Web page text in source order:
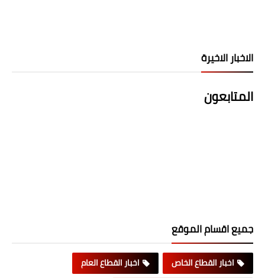
الاخبار الاخيرة
المتابعون
جميع اقسام الموقع
اخبار القطاع الخاص
اخبار القطاع العام